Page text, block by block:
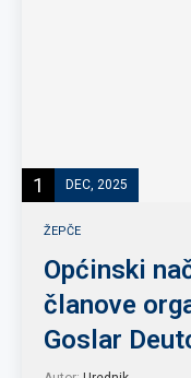
1 DEC, 2025
ŽEPČE
Općinski
članove
Goslar